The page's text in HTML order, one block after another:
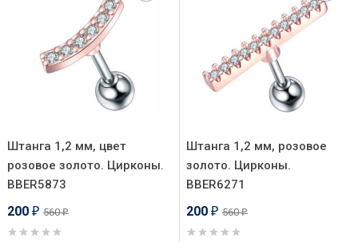
Штанга 1,2 мм, цвет
розовое золото. Цирконы.
BBER5873
200 ₽ 560₽
Штанга 1,2 мм, розовое
золото. Цирконы.
BBER6271
200 ₽ 560₽